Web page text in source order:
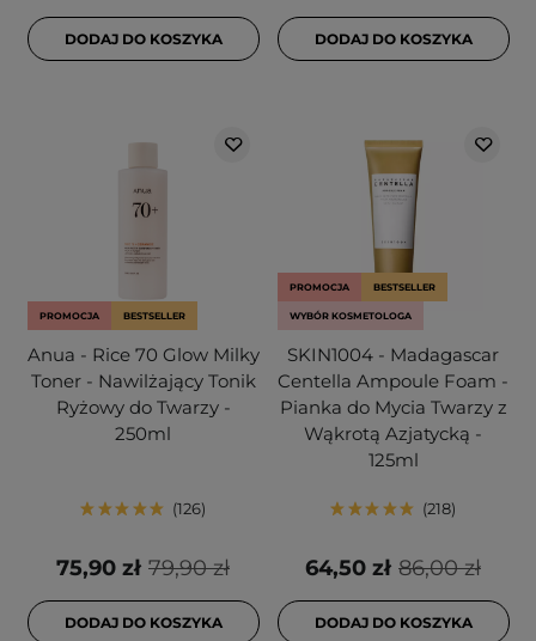
DODAJ DO KOSZYKA DODAJ DO KOSZYKA
PROMOCJA BESTSELLER
Anua - Rice 70 Glow Milky
Toner - Nawilżający Tonik
Ryżowy do Twarzy -
250ml
126
79,90 zł
75,90 zł
DODAJ DO KOSZYKA
PROMOCJA BESTSELLER
WYBÓR KOSMETOLOGA
SKIN1004 - Madagascar
Centella Ampoule Foam -
Pianka do Mycia Twarzy z
Wąkrotą Azjatycką -
125ml
218
86,00 zł
64,50 zł
DODAJ DO KOSZYKA